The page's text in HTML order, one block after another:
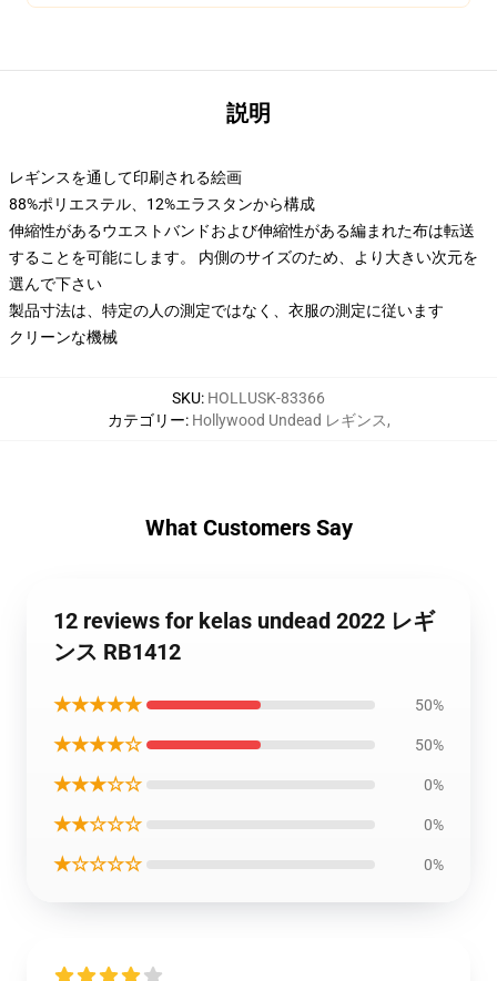
説明
レギンスを通して印刷される絵画
88%ポリエステル、12%エラスタンから構成
伸縮性があるウエストバンドおよび伸縮性がある編まれた布は転送
することを可能にします。 内側のサイズのため、より大きい次元を
選んで下さい
製品寸法は、特定の人の測定ではなく、衣服の測定に従います
クリーンな機械
SKU: HOLLUSK-83366
カテゴリー: Hollywood Undead レギンス,
What Customers Say
12 reviews for kelas undead 2022 レギ
ンス RB1412
★★★★★ 50%
★★★★☆ 50%
★★★☆☆ 0%
★★☆☆☆ 0%
★☆☆☆☆ 0%